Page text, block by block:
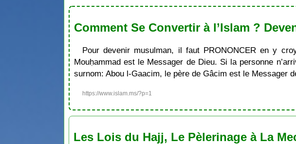
Comment Se Convertir à l’Islam ?
Pour devenir musulman, il faut PRONONCER en y
Mouḥammad est le Messager de Dieu. Si la personne
surnom: Abou l-Gaacim, le père de Gâcim est le Messager
https://www.islam.ms/?p=1
Les Lois du Hajj, Le Pèlerinage à La